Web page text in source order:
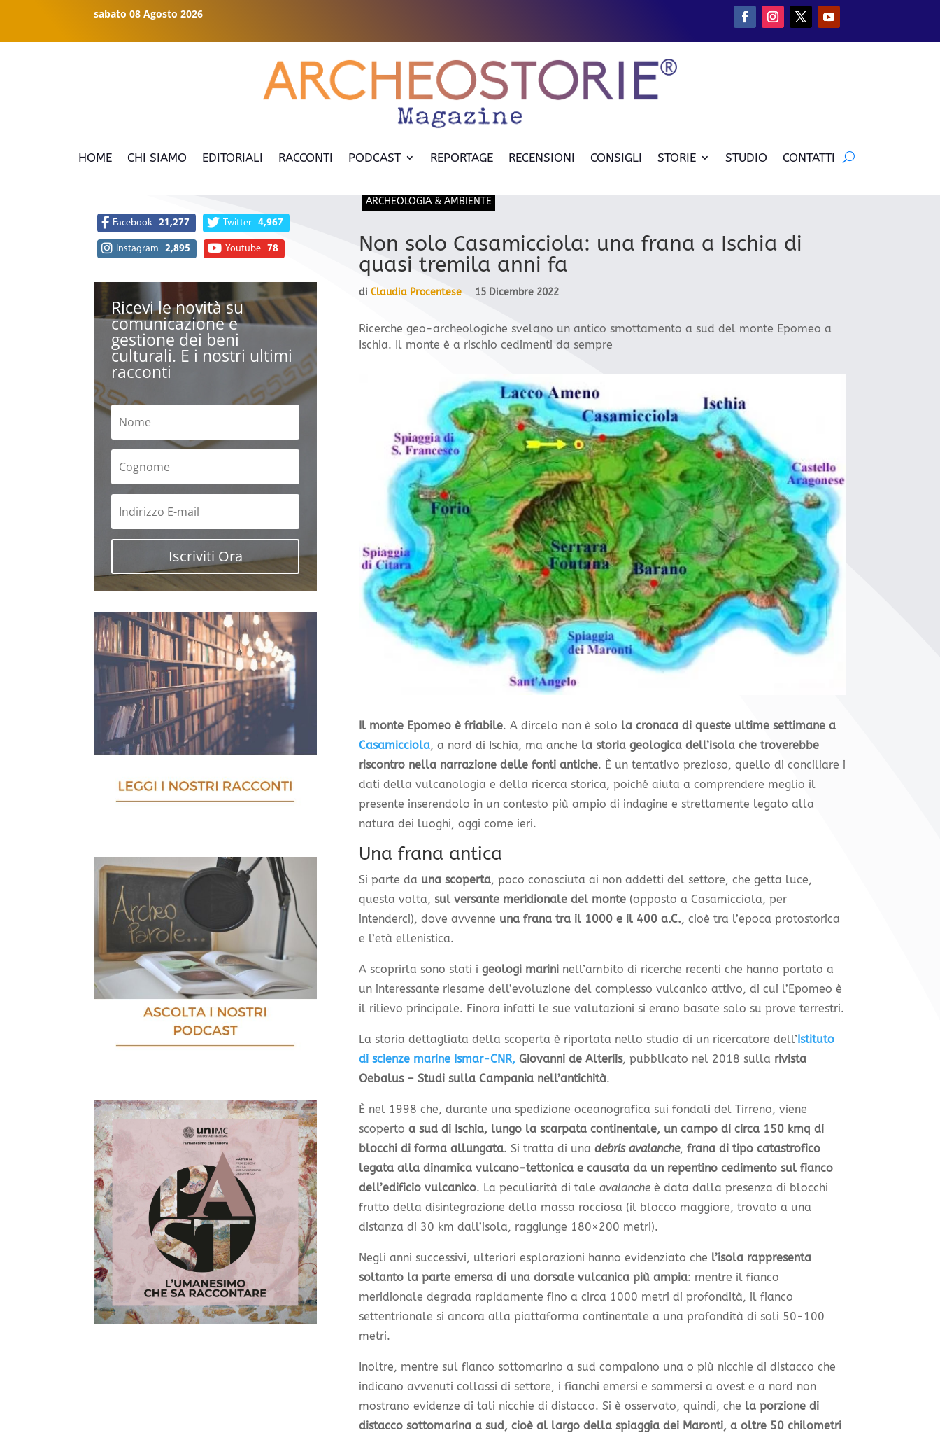
sabato 08 Agosto 2026
HOME CHI SIAMO EDITORIALI RACCONTI PODCAST REPORTAGE RECENSIONI CONSIGLI STORIE STUDIO CONTATTI
Facebook 21,277 Twitter 4,967
Instagram 2,895 Youtube 78
Ricevi le novità su
comunicazione e
gestione dei beni
culturali. E i nostri ultimi
racconti
Iscriviti Ora
ARCHEOLOGIA & AMBIENTE
Non solo Casamicciola: una frana a Ischia di
quasi tremila anni fa
di Claudia Procentese 15 Dicembre 2022
Ricerche geo-archeologiche svelano un antico smottamento a sud del monte Epomeo a
Ischia. Il monte è a rischio cedimenti da sempre
Il monte Epomeo è friabile. A dircelo non è solo la cronaca di queste ultime settimane a
Casamicciola, a nord di Ischia, ma anche la storia geologica dell’isola che troverebbe
riscontro nella narrazione delle fonti antiche. È un tentativo prezioso, quello di conciliare i
dati della vulcanologia e della ricerca storica, poiché aiuta a comprendere meglio il
presente inserendolo in un contesto più ampio di indagine e strettamente legato alla
natura dei luoghi, oggi come ieri.
Una frana antica
Si parte da una scoperta, poco conosciuta ai non addetti del settore, che getta luce,
questa volta, sul versante meridionale del monte(opposto a Casamicciola, per
intenderci), dove avvenne una frana tra il 1000 e il 400 a.C., cioè tra l’epoca protostorica
e l’età ellenistica.
A scoprirla sono stati i geologi marininell’ambito di ricerche recenti che hanno portato a
un interessante riesame dell’evoluzione del complesso vulcanico attivo, di cui l’Epomeo è
il rilievo principale. Finora infatti le sue valutazioni si erano basate solo su prove terrestri.
La storia dettagliata della scoperta è riportata nello studio di un ricercatore dell’Istituto
di scienze marine Ismar-CNR, Giovanni de Alteriis, pubblicato nel 2018 sulla rivista
Oebalus – Studi sulla Campania nell’antichità.
È nel 1998 che, durante una spedizione oceanografica sui fondali del Tirreno, viene
scoperto a sud di Ischia, lungo la scarpata continentale, un campo di circa 150 kmq di
blocchi di forma allungata. Si tratta di una debris avalanche, frana di tipo catastrofico
legata alla dinamica vulcano-tettonica e causata da un repentino cedimento sul fianco
dell’edificio vulcanico. La peculiarità di tale avalancheè data dalla presenza di blocchi
frutto della disintegrazione della massa rocciosa (il blocco maggiore, trovato a una
distanza di 30 km dall’isola, raggiunge 180×200 metri).
Negli anni successivi, ulteriori esplorazioni hanno evidenziato che l’isola rappresenta
soltanto la parte emersa di una dorsale vulcanica più ampia: mentre il fianco
meridionale degrada rapidamente fino a circa 1000 metri di profondità, il fianco
settentrionale si ancora alla piattaforma continentale a una profondità di soli 50-100
metri.
Inoltre, mentre sul fianco sottomarino a sud compaiono una o più nicchie di distacco che
indicano avvenuti collassi di settore, i fianchi emersi e sommersi a ovest e a nord non
mostrano evidenze di tali nicchie di distacco. Si è osservato, quindi, che la porzione di
distacco sottomarina a sud, cioè al largo della spiaggia dei Maronti, a oltre 50 chilometri